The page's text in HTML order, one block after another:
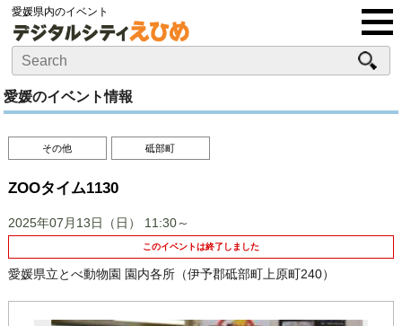
愛媛県内のイベント
愛媛のイベント情報
その他 砥部町
ZOOタイム1130
2025年07月13日（日） 11:30～
このイベントは終了しました
愛媛県立とべ動物園 園内各所（伊予郡砥部町上原町240）